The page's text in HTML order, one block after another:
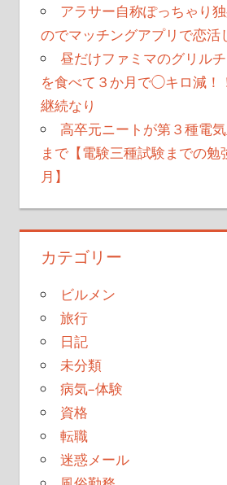
アラサー自称ぽっちゃり
のでマッチングアプリで恋活
昼だけファミマのグリルチ
を食べて３か月で◯キロ減！
継続なり
高卒元ニートが第３種電
まで【電験三種試験までの勉
月】
カテゴリー
ビルメン
旅行
日記
未分類
病気–体験
資格
転職
迷惑メール